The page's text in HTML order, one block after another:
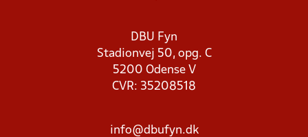
DBU Fyn
Stadionvej 50, opg. C
5200 Odense V
CVR: 35208518
info@dbufyn.dk